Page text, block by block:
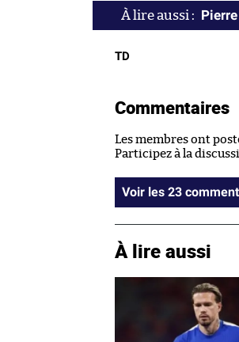
TD
Commentaires
Les membres ont
Participez à la
Voir les 23
À lire aussi